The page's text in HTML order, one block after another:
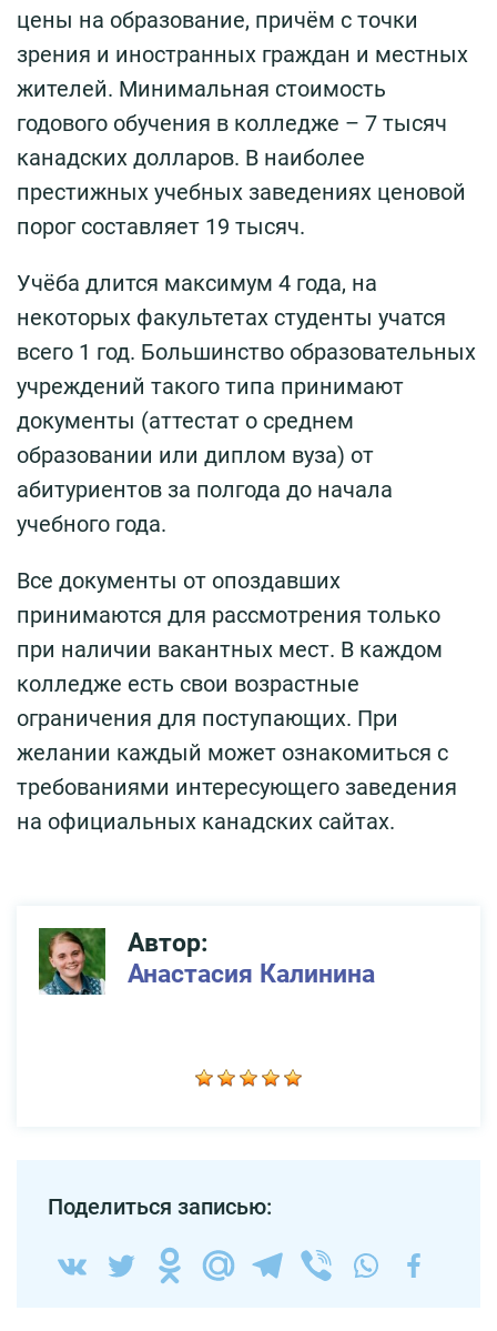
цены на образование, причём с точки
зрения и иностранных граждан и местных
жителей. Минимальная стоимость
годового обучения в колледже – 7 тысяч
канадских долларов. В наиболее
престижных учебных заведениях ценовой
порог составляет 19 тысяч.
Учёба длится максимум 4 года, на
некоторых факультетах студенты учатся
всего 1 год. Большинство образовательных
учреждений такого типа принимают
документы (аттестат о среднем
образовании или диплом вуза) от
абитуриентов за полгода до начала
учебного года.
Все документы от опоздавших
принимаются для рассмотрения только
при наличии вакантных мест. В каждом
колледже есть свои возрастные
ограничения для поступающих. При
желании каждый может ознакомиться с
требованиями интересующего заведения
на официальных канадских сайтах.
Автор:
Анастасия Калинина
Поделиться записью: